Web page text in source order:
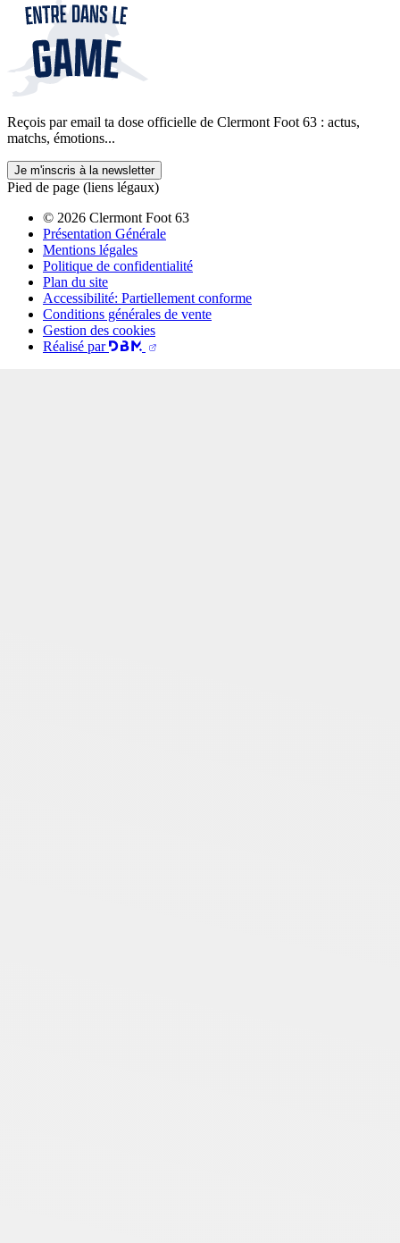
Reçois par email ta dose officielle de Clermont Foot 63 : actus,
matchs, émotions...
Je m'inscris à la newsletter
Pied de page (liens légaux)
© 2026 Clermont Foot 63
Présentation Générale
Mentions légales
Politique de confidentialité
Plan du site
Accessibilité: Partiellement conforme
Conditions générales de vente
Gestion des cookies
Réalisé par